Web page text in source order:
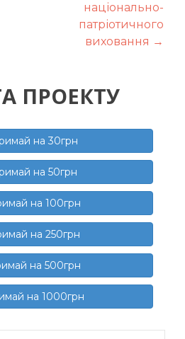
національно-
патріотичного
виховання →
ПРОЕКТУ
на 30грн
на 50грн
на 100грн
на 250грн
на 500грн
на 1000грн